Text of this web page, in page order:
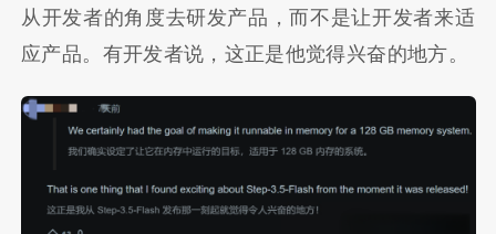
从开发者的角度去研发产品，而不是让开发者来适
应产品。有开发者说，这正是他觉得兴奋的地方。